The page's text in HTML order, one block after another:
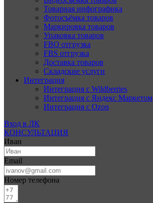
Товарная инфографика
Фотосъёмка товаров
Маркировка товаров
Упаковка товаров
FBO отгрузка
FBS отгрузка
Доставка товаров
Складские услуги
Интеграция
Интеграция с Wildberries
Интеграция с Яндекс Маркетом
Интеграция с Ozon
Вход в ЛК
КОНСУЛЬТАЦИЯ
Иван
Email
Номер телефона